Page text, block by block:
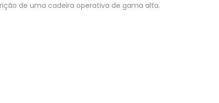
de uma cadeira operativa de gama alta.